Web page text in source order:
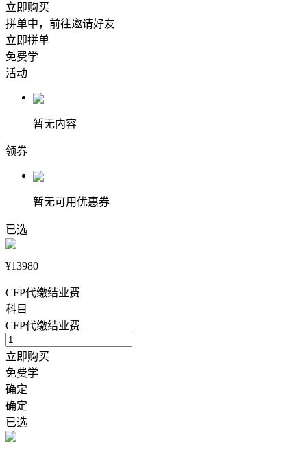
立即购买
拼单中，前往邀请好友
立即拼单
免费学
活动
暂无内容
领券
暂无可用优惠券
已选
¥13980
CFP代缴结业费
科目
CFP代缴结业费
立即购买
免费学
确定
确定
已选